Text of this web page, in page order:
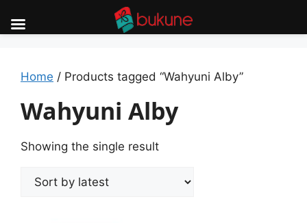
content
Home / Products tagged “Wahyuni Alby”
Wahyuni Alby
Showing the single result